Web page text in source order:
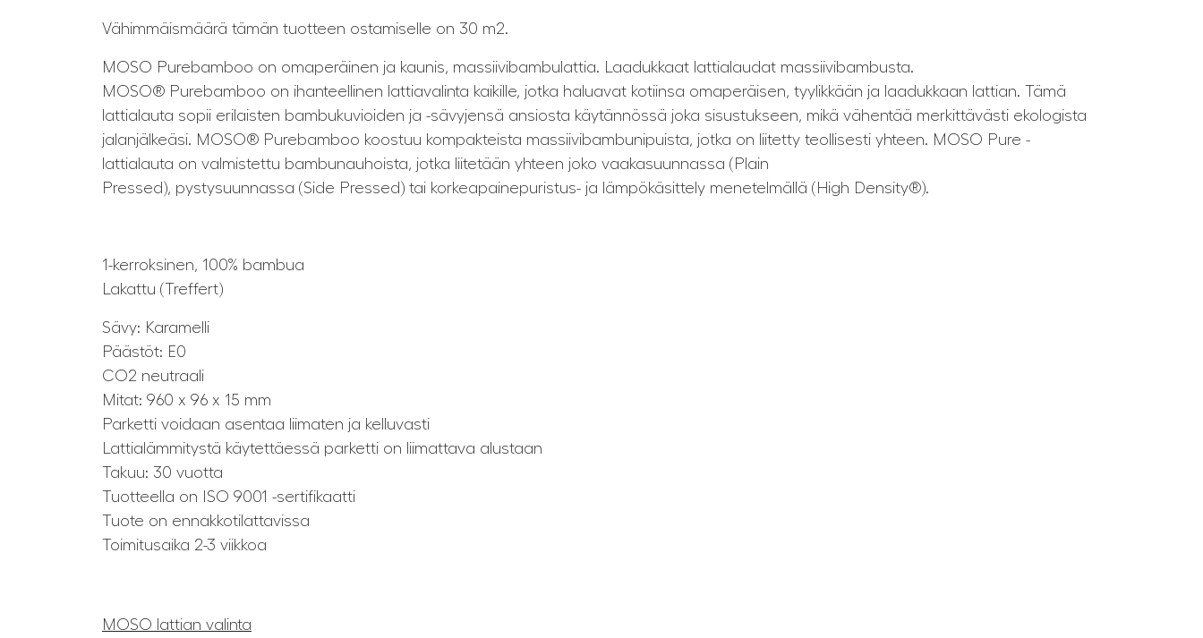
Vähimmäismäärä tämän tuotteen ostamiselle on 30 m2.
MOSO Purebamboo on omaperäinen ja kaunis, massiivibambulattia. Laadukkaat lattialaudat massiivibambusta.
MOSO® Purebamboo on ihanteellinen lattiavalinta kaikille, jotka haluavat kotiinsa omaperäisen, tyylikkään ja laadukkaan lattian. Tämä
lattialauta sopii erilaisten bambukuvioiden ja -sävyjensä ansiosta käytännössä joka sisustukseen, mikä vähentää merkittävästi ekologista
jalanjälkeäsi. MOSO® Purebamboo koostuu kompakteista massiivibambunipuista, jotka on liitetty teollisesti yhteen. MOSO Pure -
lattialauta on valmistettu bambunauhoista, jotka liitetään yhteen joko vaakasuunnassa (Plain
Pressed), pystysuunnassa (Side Pressed) tai korkeapainepuristus- ja lämpökäsittely menetelmällä (High Density®).
1-kerroksinen, 100% bambua
Lakattu (Treffert)
Sävy: Karamelli
Päästöt: E0
CO2 neutraali
Mitat: 960 x 96 x 15 mm
Parketti voidaan asentaa liimaten ja kelluvasti
Lattialämmitystä käytettäessä parketti on liimattava alustaan
Takuu: 30 vuotta
Tuotteella on ISO 9001 -sertifikaatti
Tuote on ennakkotilattavissa
Toimitusaika 2-3 viikkoa
MOSO lattian valinta